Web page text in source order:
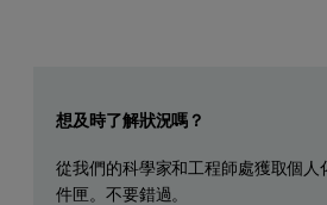
想及時了解狀況嗎？
從我們的科學家和工程師處獲取個
件匣。不要錯過。